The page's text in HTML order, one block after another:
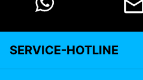
SERVICE-HOTLINE